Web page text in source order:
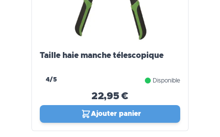
Taille haie manche télescopique
4/5 Disponible
22,95 €
Ajouter panier